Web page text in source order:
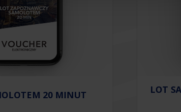
20 MINUT
LOT